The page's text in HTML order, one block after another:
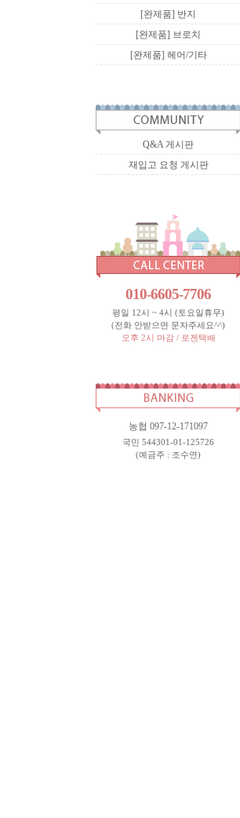
[완제품] 반지
[완제품] 브로치
[완제품] 헤어/기타
Q&A 게시판
재입고 요청 게시판
010-6605-7706
평일 12시 ~ 4시 (토요일휴무)
(전화 안받으면 문자주세요^^)
오후 2시 마감 / 로젠택배
농협 097-12-171097
국민 544301-01-125726
(예금주 : 조수연)